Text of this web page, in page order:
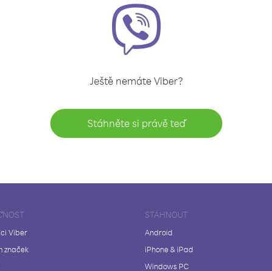
Ještě nemáte Viber?
Stáhněte si právě teď
Viber
značek
STÁHNOUT
Android
iPhone & iPad
Windows PC